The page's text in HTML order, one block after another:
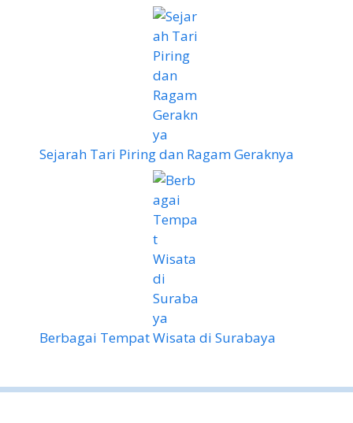
Sejarah Tari Piring dan Ragam Geraknya
Berbagai Tempat Wisata di Surabaya